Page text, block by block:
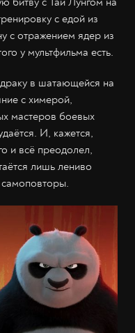
с едой из
с отражением ядер из
у мультфильма есть.
в шатающейся на
с химерой,
мастеров боевых
И, кажется,
и всё преодолел,
лишь лениво
самоповторы.